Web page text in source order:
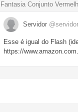
Fantasia Conjunto
Servidor @servidor
Esse é igual do Flash
https://